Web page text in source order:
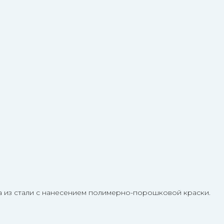
стали с нанесением полимерно-порошковой краски.